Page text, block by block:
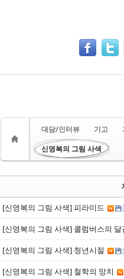
대담/인터뷰 기고
신영복의 그림 사색
[신영복의 그림 사색] 피라미드
[신영복의 그림 사색] 콜럼버스의 달
[신영복의 그림 사색] 청년시절
[신영복의 그림 사색] 철학의 망치